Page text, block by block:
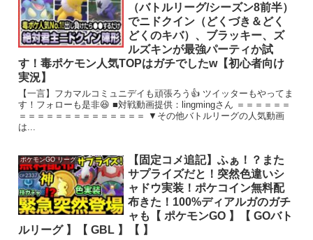
（バトルリーグ/シーズン8前半）
でニドクイン（どくづき＆どく
どくのキバ）、ブラッキー、ズ
ルズキンが最強パーティか試
す！毒ポケモン人気TOPはガチでしたw【初心者向け
実況】
【一言】フカマルコミュニデイも頑張ろう👍 ツイッターもやってま
す！フォローも是非😆 ■対戦動画提供：lingmingさん ＝＝＝＝＝＝
＝＝＝＝＝＝＝＝＝＝＝＝＝＝ ▼その他バトルリーグの人気動画
は...
ポケモンGO リーグ
【固定コメ追記】ふぁ！？また
サプライズだと！突然色違いシ
ャドウ実装！ポケコイン無料配
布きた！100%ディアルガのガチ
ャも【 ポケモンGO 】【 GOバト
ルリーグ 】【 GBL 】【 】